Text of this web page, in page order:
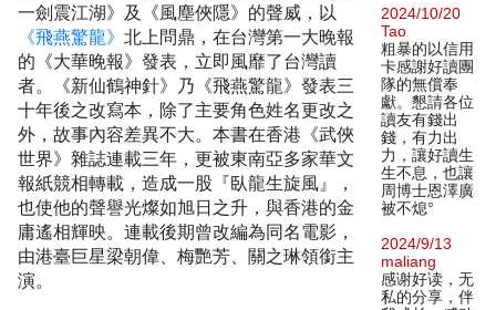
一劍震江湖》及《風塵俠隱》的聲威，以
《飛燕驚龍》北上問鼎，在台灣第一大晚報
的《大華晚報》發表，立即風靡了台灣讀
者。《新仙鶴神針》乃《飛燕驚龍》發表三
十年後之改寫本，除了主要角色姓名更改之
外，故事內容差異不大。本書在香港《武俠
世界》雜誌連載三年，更被東南亞多家華文
報紙競相轉載，造成一股『臥龍生旋風』，
也使他的聲譽光燦如旭日之升，與香港的金
庸遙相輝映。連載後期曾改編為同名電影，
由港臺巨星梁朝偉、梅艷芳、關之琳領銜主
演。
2024/10/20
Tao
粗暴的以信用
卡感謝好讀團
隊的無償奉
獻。懇請各位
讀友有錢出
錢，有力出
力，讓好讀生
生不息，也讓
周博士恩澤廣
被不熄°
2024/9/13
maliang
感谢好读，无
私的分享，伴